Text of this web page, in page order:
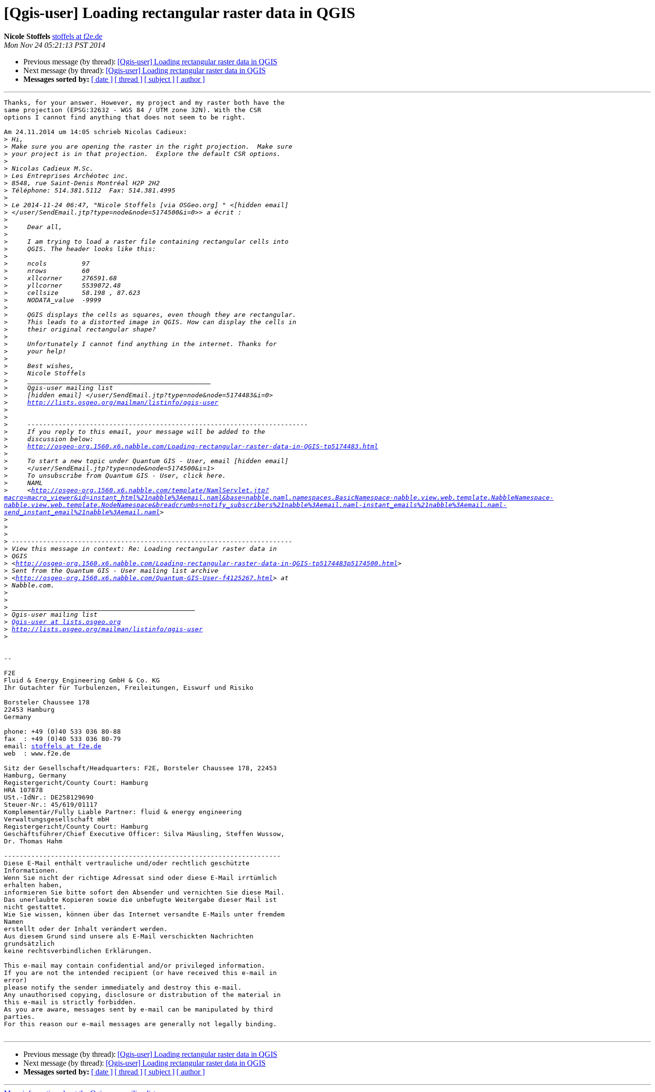
[Qgis-user] Loading rectangular raster data in QGIS
Nicole Stoffels stoffels at f2e.de
Mon Nov 24 05:21:13 PST 2014
Previous message (by thread): [Qgis-user] Loading rectangular raster data in QGIS
Next message (by thread): [Qgis-user] Loading rectangular raster data in QGIS
Messages sorted by: [ date ] [ thread ] [ subject ] [ author ]
Thanks, for your answer. However, my project and my raster both have the
same projection (EPSG:32632 - WGS 84 / UTM zone 32N). With the CSR
options I cannot find anything that does not seem to be right.
Am 24.11.2014 um 14:05 schrieb Nicolas Cadieux:
>
>
>
>
>
>
>
>
>
>
>
>
>
>
>
>
>
>
>
>
>
>
>
>
>
>
>
>
>
>
>
>
>
>
>
>
>
http://lists.osgeo.org/mailman/listinfo/qgis-user
>
>
>
>
>
>
http://osgeo-org.1560.x6.nabble.com/Loading-rectangular-raster-data-in-QGIS-tp5174483.html
>
>
>
>
>
>
     <
http://osgeo-org.1560.x6.nabble.com/template/NamlServlet.jtp?
macro=macro_viewer&id=instant_html%21nabble%3Aemail.naml&base=nabble.naml.namespaces.BasicNamespace-nabble.view.web.template.NabbleNamespace-
nabble.view.web.template.NodeNamespace&breadcrumbs=notify_subscribers%21nabble%3Aemail.naml-instant_emails%21nabble%3Aemail.naml-
send_instant_email%21nabble%3Aemail.naml
>
>
>
>
>
>
> <http://osgeo-org.1560.x6.nabble.com/Loading-rectangular-raster-data-in-QGIS-tp5174483p5174500.html
>
> <http://osgeo-org.1560.x6.nabble.com/Quantum-GIS-User-f4125267.html
>
>
>
>
>
> Qgis-user at lists.osgeo.org
> http://lists.osgeo.org/mailman/listinfo/qgis-user
>
--
F2E
Fluid & Energy Engineering GmbH & Co. KG
Ihr Gutachter für Turbulenzen, Freileitungen, Eiswurf und Risiko
Borsteler Chaussee 178
22453 Hamburg
Germany
phone: +49 (0)40 533 036 80-88
fax  : +49 (0)40 533 036 80-79
email: stoffels at f2e.de
web  : www.f2e.de
Sitz der Gesellschaft/Headquarters: F2E, Borsteler Chaussee 178, 22453
Hamburg, Germany
Registergericht/County Court: Hamburg
HRA 107878
USt.-IdNr.: DE258129690
Steuer-Nr.: 45/619/01117
Komplementär/Fully Liable Partner: fluid & energy engineering
Verwaltungsgesellschaft mbH
Registergericht/County Court: Hamburg
Geschäftsführer/Chief Executive Officer: Silva Mäusling, Steffen Wussow,
Dr. Thomas Hahm
-----------------------------------------------------------------------
Diese E-Mail enthält vertrauliche und/oder rechtlich geschützte
Informationen.
Wenn Sie nicht der richtige Adressat sind oder diese E-Mail irrtümlich
erhalten haben,
informieren Sie bitte sofort den Absender und vernichten Sie diese Mail.
Das unerlaubte Kopieren sowie die unbefugte Weitergabe dieser Mail ist
nicht gestattet.
Wie Sie wissen, können über das Internet versandte E-Mails unter fremdem
Namen
erstellt oder der Inhalt verändert werden.
Aus diesem Grund sind unsere als E-Mail verschickten Nachrichten
grundsätzlich
keine rechtsverbindlichen Erklärungen.
This e-mail may contain confidential and/or privileged information.
If you are not the intended recipient (or have received this e-mail in
error)
please notify the sender immediately and destroy this e-mail.
Any unauthorised copying, disclosure or distribution of the material in
this e-mail is strictly forbidden.
As you are aware, messages sent by e-mail can be manipulated by third
parties.
For this reason our e-mail messages are generally not legally binding.
Previous message (by thread): [Qgis-user] Loading rectangular raster data in QGIS
Next message (by thread): [Qgis-user] Loading rectangular raster data in QGIS
Messages sorted by: [ date ] [ thread ] [ subject ] [ author ]